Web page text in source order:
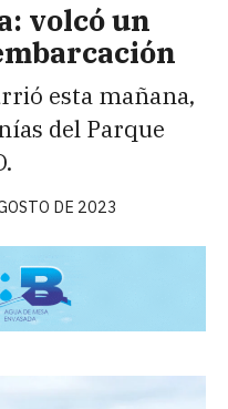
volcó un
esta mañana,
del Parque
DE 2023